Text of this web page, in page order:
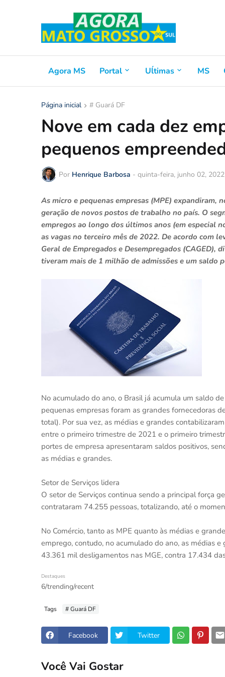
Agora MS Portal Uĺtimas MS
Página inicial # Guará DF
Nove em cada dez
pequenos
Por Henrique Barbosa - quinta-feira, junho 02, 2022
As micro e pequenas empresas (MPE)
geração de novos postos de trabalho no país. O
empregos ao longo dos últimos anos (em especial
as vagas no terceiro mês de 2022. De acordo com
Geral de Empregados e Desempregados
tiveram mais de 1 milhão de admissões e um saldo
No acumulado do ano, o Brasil já acumula um saldo
pequenas empresas foram as grandes fornecedoras
total). Por sua vez, as médias e grandes
entre o primeiro trimestre de 2021 e o primeiro
portes de empresa apresentaram saldos positivos,
as médias e grandes.
Setor de Serviços lidera
O setor de Serviços continua sendo a principal força
contrataram 74.255 pessoas, totalizando, até o
No Comércio, tanto as MPE quanto às médias e
emprego, contudo, no acumulado do ano, as médias
43.361 mil desligamentos nas MGE, contra 17.434
Destaques
6/trending/recent
Tags # Guará DF
Facebook Twitter
Você Vai Gostar